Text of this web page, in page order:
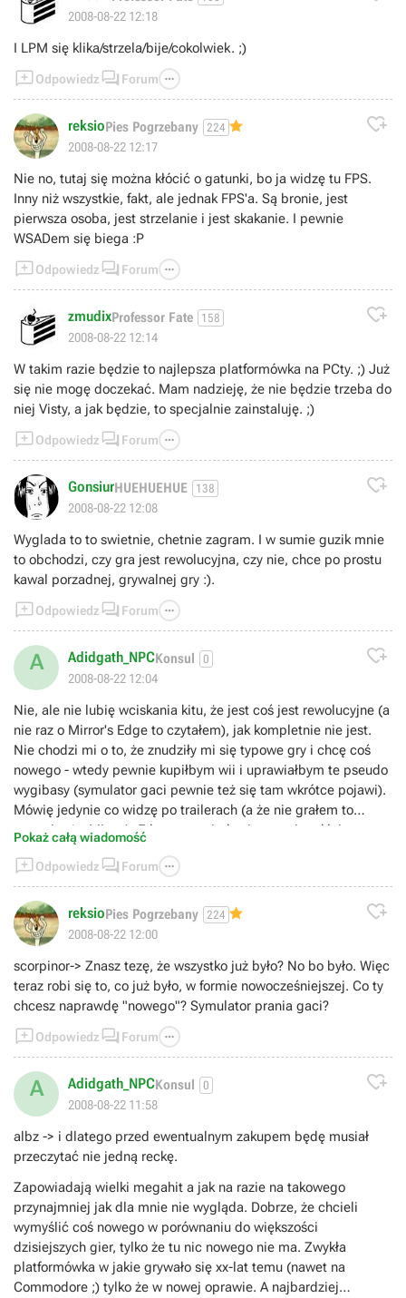
2008-08-22 12:18
I LPM się klika/strzela/bije/cokolwiek. ;)
Odpowiedz  Forum 
reksioPies Pogrzebany 224
2008-08-22 12:17

Nie no, tutaj się można kłócić o gatunki, bo ja widzę tu FPS.
Inny niż wszystkie, fakt, ale jednak FPS'a. Są bronie, jest
pierwsza osoba, jest strzelanie i jest skakanie. I pewnie
WSADem się biega :P
Odpowiedz  Forum 
zmudixProfessor Fate 158
2008-08-22 12:14

W takim razie będzie to najlepsza platformówka na PCty. ;) Już
się nie mogę doczekać. Mam nadzieję, że nie będzie trzeba do
niej Visty, a jak będzie, to specjalnie zainstaluję. ;)
Odpowiedz  Forum 
GonsiurHUEHUEHUE 138
2008-08-22 12:08

Wyglada to to swietnie, chetnie zagram. I w sumie guzik mnie
to obchodzi, czy gra jest rewolucyjna, czy nie, chce po prostu
kawal porzadnej, grywalnej gry :).
Odpowiedz  Forum 
A Adidgath_NPCKonsul 0
2008-08-22 12:04

Nie, ale nie lubię wciskania kitu, że jest coś jest rewolucyjne (a
nie raz o Mirror's Edge to czytałem), jak kompletnie nie jest.
Nie chodzi mi o to, że znudziły mi się typowe gry i chcę coś
nowego - wtedy pewnie kupiłbym wii i uprawiałbym te pseudo
wygibasy (symulator gaci pewnie też się tam wkrótce pojawi).
Mówię jedynie co widzę po trailerach (a że nie grałem to
oczywiste) - Mirror's Edge zapowiada się na najzwyklejszą
platformówkę, w której poza skakaniem z miejsca x do y nic nie
ma. Obym się mylił, ale tak mi to na razie wygląda.
Pokaż całą wiadomość
Odpowiedz  Forum 
reksioPies Pogrzebany 224
2008-08-22 12:00

scorpinor-> Znasz tezę, że wszystko już było? No bo było. Więc
teraz robi się to, co już było, w formie nowocześniejszej. Co ty
chcesz naprawdę "nowego"? Symulator prania gaci?
Odpowiedz  Forum 
A Adidgath_NPCKonsul 0
2008-08-22 11:58

albz -> i dlatego przed ewentualnym zakupem będę musiał
przeczytać nie jedną reckę.
Zapowiadają wielki megahit a jak na razie na takowego
przynajmniej jak dla mnie nie wygląda. Dobrze, że chcieli
wymyślić coś nowego w porównaniu do większości
dzisiejszych gier, tylko że tu nic nowego nie ma. Zwykła
platformówka w jakie grywało się xx-lat temu (nawet na
Commodore ;) tylko że w nowej oprawie. A najbardziej